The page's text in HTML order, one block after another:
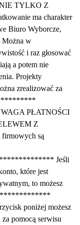
TYLKO Z
ma charakter
Biuro Wyborcze,
Można w
i raz głosować
a potem nie
Projekty
zrealizować za
PŁATNOŚCI
Z
są
Jeśli
które jest
to możesz
poniżej możesz
pomocą serwisu